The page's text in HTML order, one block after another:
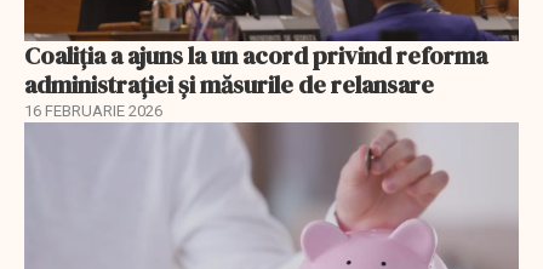
Coaliția a ajuns la un acord privind reforma
administrației și măsurile de relansare
16 FEBRUARIE 2026